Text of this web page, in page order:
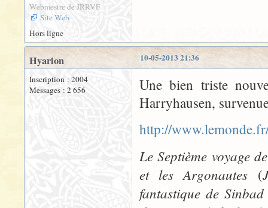
Webmestre de JRRVF
Site Web
Hors ligne
10-05-2013 21:36
Hyarion
Inscription : 2004
Messages : 2 656
Une bien triste
Harryhausen,
http://
Le Septième voyage
et les Argonautes (
fantastique de Sinbad